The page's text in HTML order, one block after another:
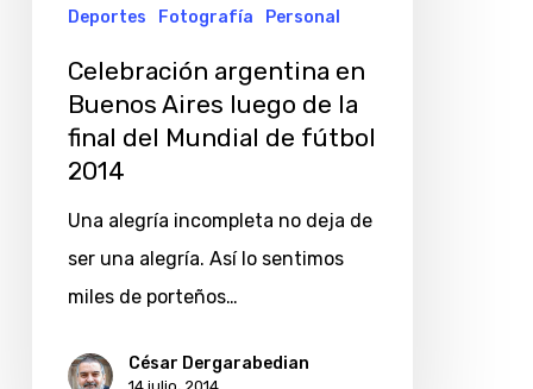
Deportes Fotografía Personal
Celebración argentina en
Buenos Aires luego de la
final del Mundial de fútbol
2014
Una alegría incompleta no deja de
ser una alegría. Así lo sentimos
miles de porteños…
César Dergarabedian